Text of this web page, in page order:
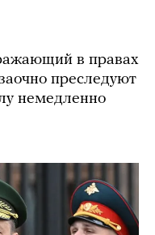
в правах
преследуют
немедленно